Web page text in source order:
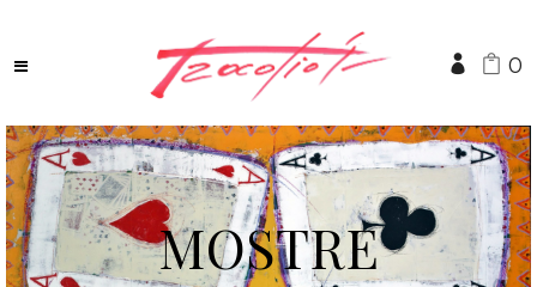
0
MOSTRE